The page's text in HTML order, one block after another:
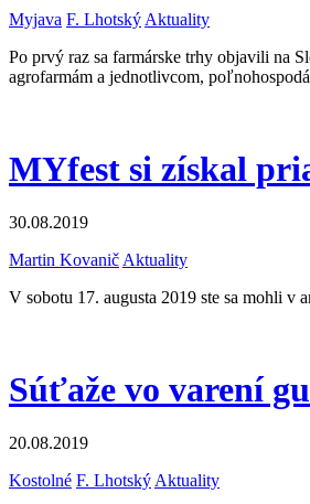
Myjava F. Lhotský Aktuality
Po prvý raz sa farmárske trhy objavili na
agrofarmám a jednotlivcom,
MYfest si získal
30.08.2019
Martin Kovanič Aktuality
V sobotu 17. augusta 2019 ste sa mohli
Súťaže vo varení
20.08.2019
Kostolné F. Lhotský Aktuality